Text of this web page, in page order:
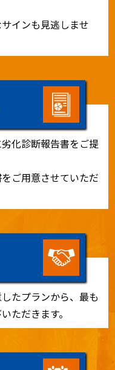
インも見逃しませ
化診断報告書をご提
をご用意させていただ
たプランから、最も
ただきます。